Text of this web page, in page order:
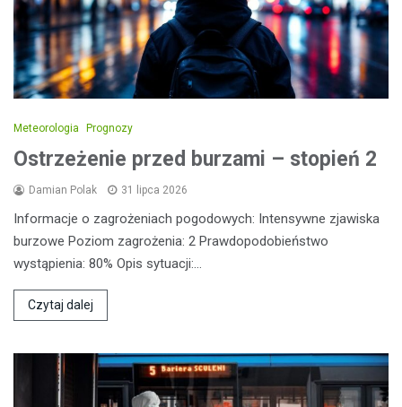
Meteorologia Prognozy
Ostrzeżenie przed burzami – stopień 2
Damian Polak 31 lipca 2026
Informacje o zagrożeniach pogodowych: Intensywne zjawiska
burzowe Poziom zagrożenia: 2 Prawdopodobieństwo
wystąpienia: 80% Opis sytuacji:…
Czytaj dalej